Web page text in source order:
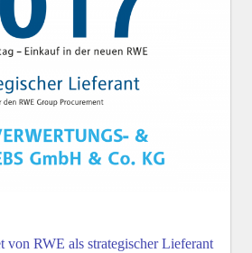
von RWE als strategischer Lieferant